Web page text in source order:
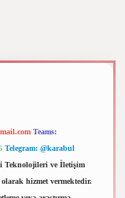
Teams:
Telegram: @karabul
Teknolojileri ve İletişim
hizmet vermektedir.